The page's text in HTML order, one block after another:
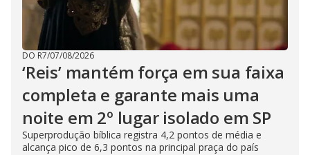
DO R7/07/08/2026
‘Reis’ mantém força em sua faixa
completa e garante mais uma
noite em 2º lugar isolado em SP
Superprodução bíblica registra 4,2 pontos de média e
alcança pico de 6,3 pontos na principal praça do país